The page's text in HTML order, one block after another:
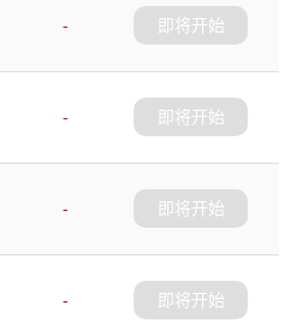
-
即将开始
-
即将开始
-
即将开始
-
即将开始